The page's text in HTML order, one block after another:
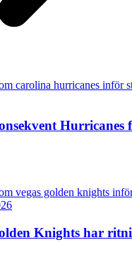
Hurricanes
Knights har